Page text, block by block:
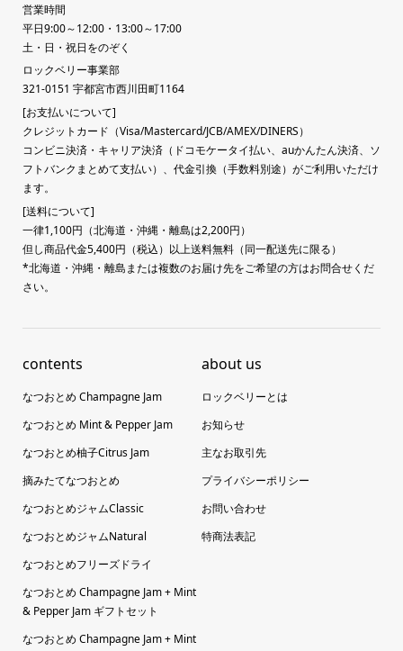
営業時間
平日9:00～12:00・13:00～17:00
土・日・祝日をのぞく
ロックベリー事業部
321-0151 宇都宮市西川田町1164
[お支払いについて]
クレジットカード（Visa/Mastercard/JCB/AMEX/DINERS）
コンビニ決済・キャリア決済（ドコモケータイ払い、auかんたん決済、ソ
フトバンクまとめて支払い）、代金引換（手数料別途）がご利用いただけ
ます。
[送料について]
一律1,100円（北海道・沖縄・離島は2,200円）
但し商品代金5,400円（税込）以上送料無料（同一配送先に限る）
*北海道・沖縄・離島または複数のお届け先をご希望の方はお問合せくだ
さい。
contents
なつおとめ Champagne Jam
なつおとめ Mint & Pepper Jam
なつおとめ柚子Citrus Jam
摘みたてなつおとめ
なつおとめジャムClassic
なつおとめジャムNatural
なつおとめフリーズドライ
なつおとめ Champagne Jam + Mint
& Pepper Jam ギフトセット
なつおとめ Champagne Jam + Mint
about us
ロックベリーとは
お知らせ
主なお取引先
プライバシーポリシー
お問い合わせ
特商法表記